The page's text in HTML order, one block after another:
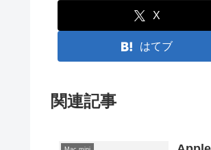
X
はてブ
関連記事